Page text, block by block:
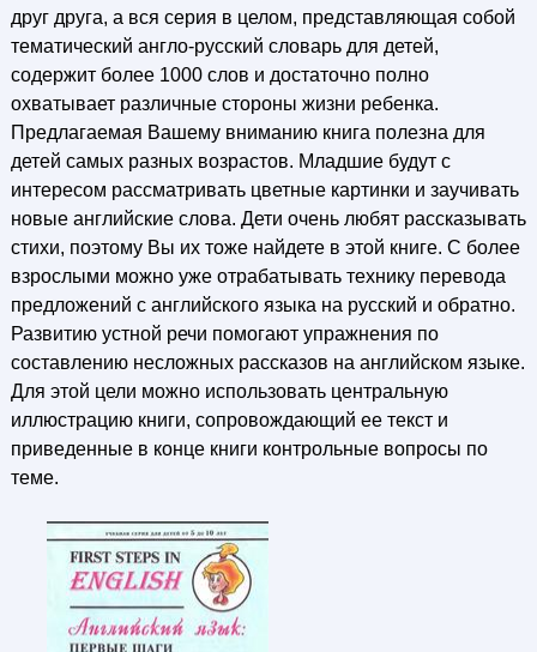
друг друга, а вся серия в целом, представляющая собой
тематический англо-русский словарь для детей,
содержит более 1000 слов и достаточно полно
охватывает различные стороны жизни ребенка.
Предлагаемая Вашему вниманию книга полезна для
детей самых разных возрастов. Младшие будут с
интересом рассматривать цветные картинки и заучивать
новые английские слова. Дети очень любят рассказывать
стихи, поэтому Вы их тоже найдете в этой книге. С более
взрослыми можно уже отрабатывать технику перевода
предложений с английского языка на русский и обратно.
Развитию устной речи помогают упражнения по
составлению несложных рассказов на английском языке.
Для этой цели можно использовать центральную
иллюстрацию книги, сопровождающий ее текст и
приведенные в конце книги контрольные вопросы по
теме.